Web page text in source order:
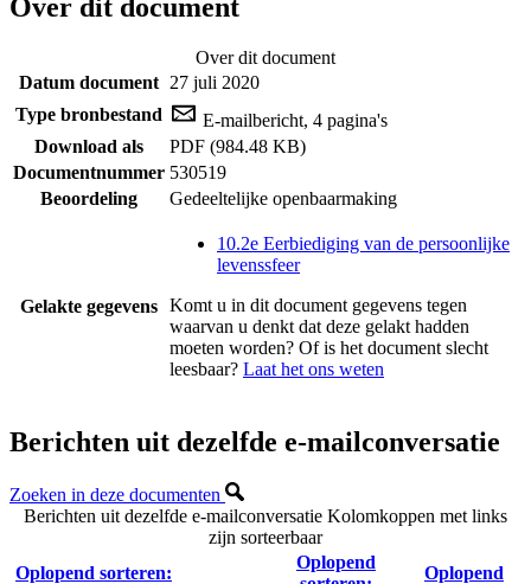
Over dit document
Over dit document
Datum document 27 juli 2020
Type bronbestand
E-mailbericht, 4 pagina's
Download als
PDF (984.48 KB)
Documentnummer 530519
Beoordeling
Gedeeltelijke openbaarmaking
Gelakte gegevens
10.2e Eerbiediging van de persoonlijke
levenssfeer
Komt u in dit document gegevens tegen
waarvan u denkt dat deze gelakt hadden
moeten worden? Of is het document slecht
leesbaar? Laat het ons weten
Berichten uit dezelfde e-mailconversatie
Zoeken in deze documenten
Berichten uit dezelfde e-mailconversatie Kolomkoppen met links
zijn sorteerbaar
Oplopend sorteren:
Oplopend
Oplopend